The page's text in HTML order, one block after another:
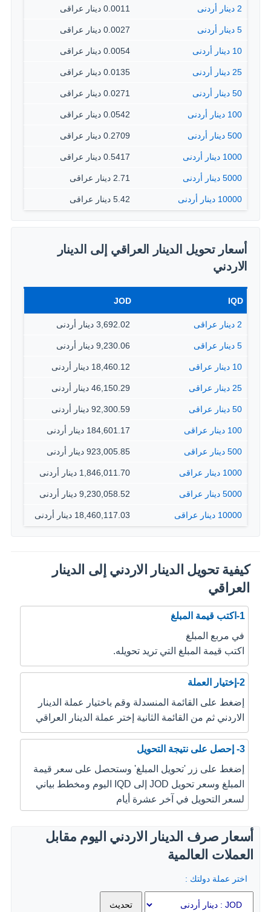
2 دينار أردنى 0.0011 دينار عراقى
5 دينار أردنى 0.0027 دينار عراقى
10 دينار أردنى 0.0054 دينار عراقى
25 دينار أردنى 0.0135 دينار عراقى
50 دينار أردنى 0.0271 دينار عراقى
100 دينار أردنى 0.0542 دينار عراقى
500 دينار أردنى 0.2709 دينار عراقى
1000 دينار أردنى 0.5417 دينار عراقى
5000 دينار أردنى 2.71 دينار عراقى
10000 دينار أردنى 5.42 دينار عراقى
أسعار تحويل الدينار العراقي إلى الدينار
الاردني
IQD
JOD
2 دينار عراقى 3,692.02 دينار أردنى
5 دينار عراقى 9,230.06 دينار أردنى
10 دينار عراقى 18,460.12 دينار أردنى
25 دينار عراقى 46,150.29 دينار أردنى
50 دينار عراقى 92,300.59 دينار أردنى
100 دينار عراقى 184,601.17 دينار أردنى
500 دينار عراقى 923,005.85 دينار أردنى
1000 دينار عراقى 1,846,011.70 دينار أردنى
5000 دينار عراقى 9,230,058.52 دينار أردنى
10000 دينار عراقى 18,460,117.03 دينار أردنى
كيفية تحويل الدينار الاردني إلى الدينار
العراقي
1-اكتب قيمة المبلغ
في مربع المبلغ
اكتب قيمة المبلغ التي تريد تحويله.
2-إختيار العملة
إضغط على القائمة المنسدلة وقم باختيار عملة الدينار
الاردني ثم من القائمة الثانية إختر عملة الدينار العراقي
3- إحصل على نتيجة التحويل
إضغط على زر 'تحويل المبلغ' وستحصل على سعر قيمة
المبلغ وسعر تحويل JOD إلى IQD اليوم ومخطط بياني
لسعر التحويل في آخر عشرة أيام
أسعار صرف الدينار الاردني اليوم مقابل
العملات العالمية
اختر عملة دولتك :